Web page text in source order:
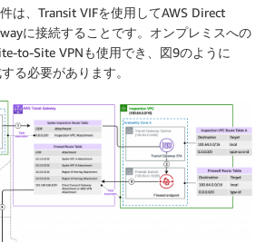
は、Transit VIFを使用してAWS Direct
に接続することです。オンプレミスへの
to-Site VPNも使用でき、図9のように
る必要があります。